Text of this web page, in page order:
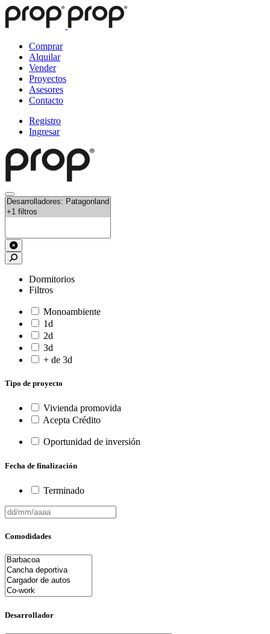
Comprar
Alquilar
Vender
Proyectos
Asesores
Contacto
Registro
Ingresar
Dormitorios
Filtros
Monoambiente
1d
2d
3d
+ de 3d
Tipo de proyecto
Vivienda promovida
Acepta Crédito
Oportunidad de inversión
Fecha de finalización
Terminado
Comodidades
Desarrollador